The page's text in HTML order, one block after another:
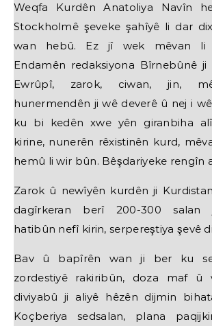
Weqfa Kurdên Anatoliya Navîn
Stockholmê şeveke şahîyê li dar
wan hebû. Ez jî wek mêvan li
Endamên redaksiyona Bîrnebûnê
Ewrûpî, zarok, ciwan, jin,
hunermendên ji wê deverê û nej i
ku bi kedên xwe yên giranbiha
kirine, nunerên rêxistinên kurd,
hemû li wir bûn. Bêşdariyeke rengîn
Zarok û newîyên kurdên ji
dagîrkeran berî 200-300 salan
hatibûn nefî kirin, serpereştiya şevê
Bav û bapîrên wan ji ber ku
zordestiyê rakiribûn, doza maf û
diviyabû ji aliyê hêzên dijmin
Koçberiya sedsalan, plana